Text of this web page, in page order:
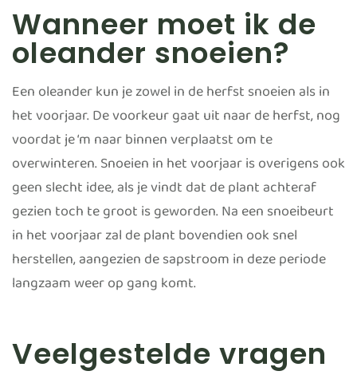
Wanneer moet ik de
oleander snoeien?
Een oleander kun je zowel in de herfst snoeien als in
het voorjaar. De voorkeur gaat uit naar de herfst, nog
voordat je ‘m naar binnen verplaatst om te
overwinteren. Snoeien in het voorjaar is overigens ook
geen slecht idee, als je vindt dat de plant achteraf
gezien toch te groot is geworden. Na een snoeibeurt
in het voorjaar zal de plant bovendien ook snel
herstellen, aangezien de sapstroom in deze periode
langzaam weer op gang komt.
Veelgestelde vragen